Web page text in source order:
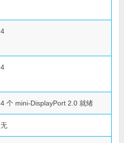
4
4
4 个 mini-DisplayPort 2.0 就绪
无